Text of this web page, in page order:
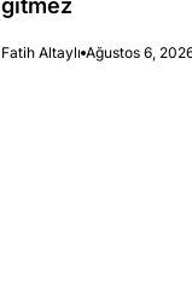
gitmez
Fatih Altaylı Ağustos 6,